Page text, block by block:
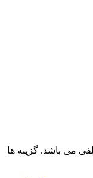
می باشد. گزینه ها